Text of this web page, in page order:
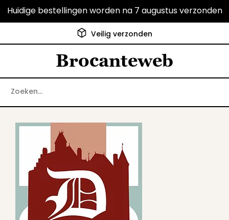
Huidige bestellingen worden na 7 augustus verzonden
Klanten geven ons een 9.6
Brocanteweb